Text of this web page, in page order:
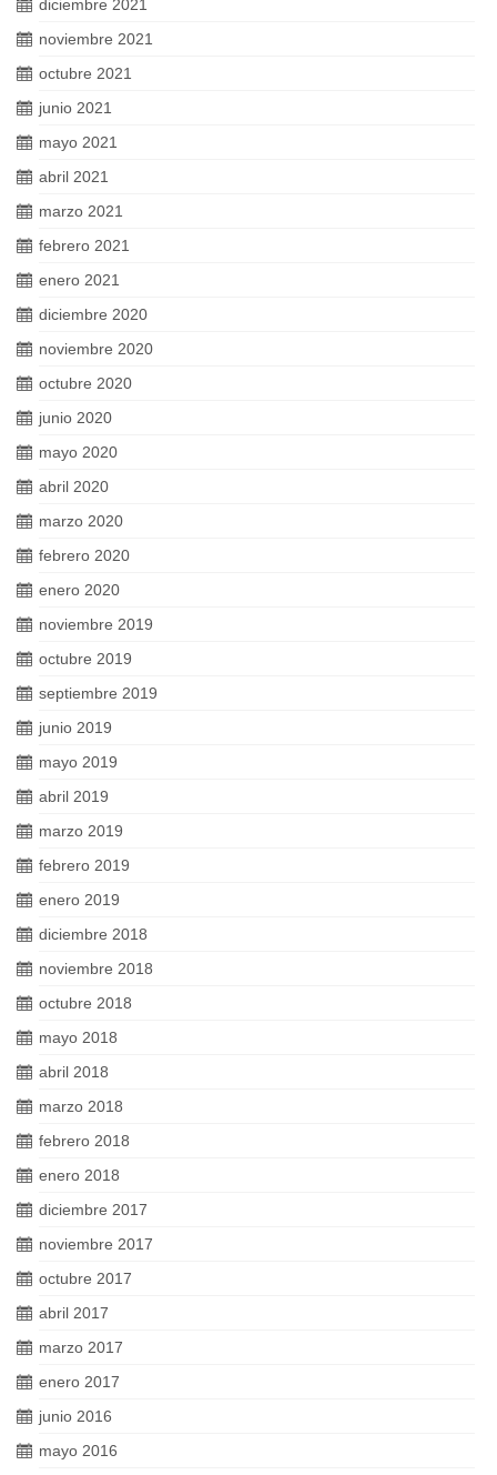
diciembre 2021
noviembre 2021
octubre 2021
junio 2021
mayo 2021
abril 2021
marzo 2021
febrero 2021
enero 2021
diciembre 2020
noviembre 2020
octubre 2020
junio 2020
mayo 2020
abril 2020
marzo 2020
febrero 2020
enero 2020
noviembre 2019
octubre 2019
septiembre 2019
junio 2019
mayo 2019
abril 2019
marzo 2019
febrero 2019
enero 2019
diciembre 2018
noviembre 2018
octubre 2018
mayo 2018
abril 2018
marzo 2018
febrero 2018
enero 2018
diciembre 2017
noviembre 2017
octubre 2017
abril 2017
marzo 2017
enero 2017
junio 2016
mayo 2016